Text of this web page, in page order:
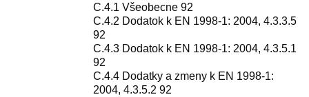
C.4.1 Všeobecne 92
C.4.2 Dodatok k EN 1998-1: 2004, 4.3.3.5
92
C.4.3 Dodatok k EN 1998-1: 2004, 4.3.5.1
92
C.4.4 Dodatky a zmeny k EN 1998-1:
2004, 4.3.5.2 92